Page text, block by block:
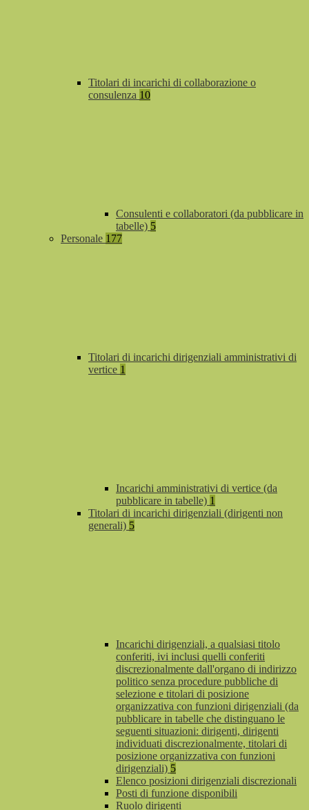
Titolari di incarichi di collaborazione o
consulenza 10
Consulenti e collaboratori (da pubblicare in
tabelle) 5
Personale 177
Titolari di incarichi dirigenziali amministrativi di
vertice 1
Incarichi amministrativi di vertice (da
pubblicare in tabelle) 1
Titolari di incarichi dirigenziali (dirigenti non
generali) 5
Incarichi dirigenziali, a qualsiasi titolo
conferiti, ivi inclusi quelli conferiti
discrezionalmente dall'organo di indirizzo
politico senza procedure pubbliche di
selezione e titolari di posizione
organizzativa con funzioni dirigenziali (da
pubblicare in tabelle che distinguano le
seguenti situazioni: dirigenti, dirigenti
individuati discrezionalmente, titolari di
posizione organizzativa con funzioni
dirigenziali) 5
Elenco posizioni dirigenziali discrezionali
Posti di funzione disponibili
Ruolo dirigenti